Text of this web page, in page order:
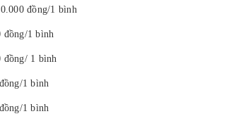
đồng/1 bình
đồng/1 bình
đồng/ 1 bình
1 bình
1 bình